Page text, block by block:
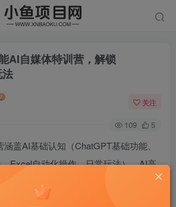
AI自媒体特训营，解锁
关注
109 5
盖AI基础认知（ChatGPT基础功能、
Excel自动化操作、日常玩法），AI高
搞定文本资料、调教为文案大师、文章